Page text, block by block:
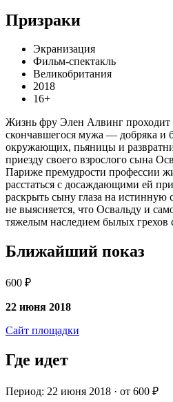
Призраки
Экранизация
Фильм-спектакль
Великобритания
2018
16+
Жизнь фру Элен Алвинг проходит
скончавшегося мужа — добряка и
окружающих, пьяницы и
приезду своего взрослого сына
Париже премудрости профессии
расстаться с досаждающими ей
раскрыть сыну глаза на
не выясняется, что Освальду и
тяжелым наследием былых грехов
Ближайший показ
600 ₽
22 июня 2018
Сайт площадки
Где идет
Период: 22 июня 2018 · от 600 ₽